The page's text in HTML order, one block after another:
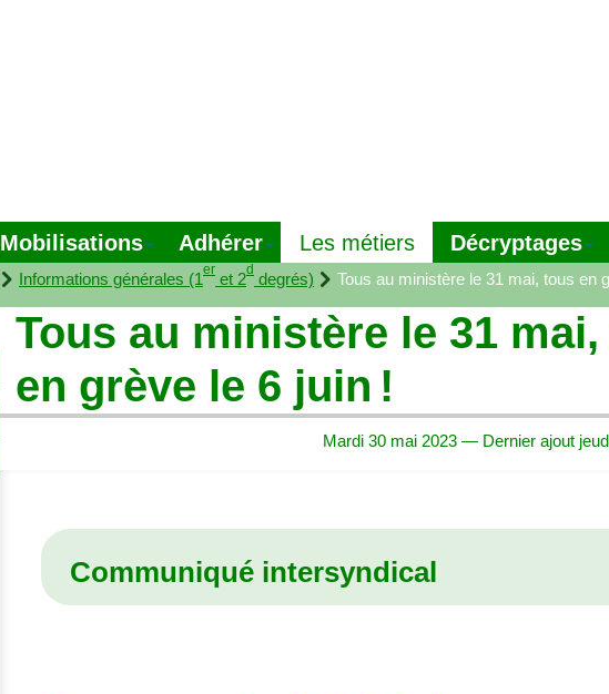
Mobilisations Adhérer Les métiers Décryptages
Informations générales (1
er
et 2
d
degrés) Tous au ministère le 31 mai, tous en
Tous au ministère le 31
en grève le 6 juin !
Mardi 30 mai 2023 — Dernier ajout
Communiqué intersyndical